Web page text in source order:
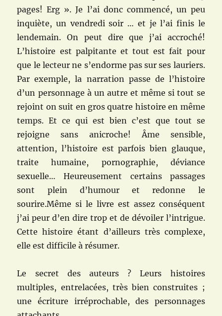
pages! Erg ». Je l’ai donc commencé, un peu
inquiète, un vendredi soir … et je l’ai finis le
lendemain. On peut dire que j’ai accroché!
L’histoire est palpitante et tout est fait pour
que le lecteur ne s’endorme pas sur ses lauriers.
Par exemple, la narration passe de l’histoire
d’un personnage à un autre et même si tout se
rejoint on suit en gros quatre histoire en même
temps. Et ce qui est bien c’est que tout se
rejoigne sans anicroche! Âme sensible,
attention, l’histoire est parfois bien glauque,
traite humaine, pornographie, déviance
sexuelle… Heureusement certains passages
sont plein d’humour et redonne le
sourire.Même si le livre est assez conséquent
j’ai peur d’en dire trop et de dévoiler l’intrigue.
Cette histoire étant d’ailleurs très complexe,
elle est difficile à résumer.
Le secret des auteurs ? Leurs histoires
multiples, entrelacées, très bien construites ;
une écriture irréprochable, des personnages